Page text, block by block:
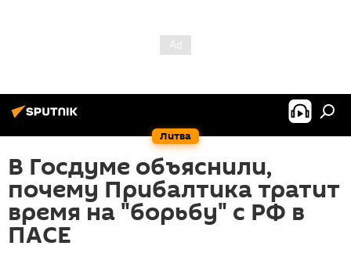
Литва
В Госдуме объяснили,
почему Прибалтика тратит
время на "борьбу" с РФ в
ПАСЕ